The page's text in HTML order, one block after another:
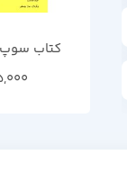
کتاب سوپ